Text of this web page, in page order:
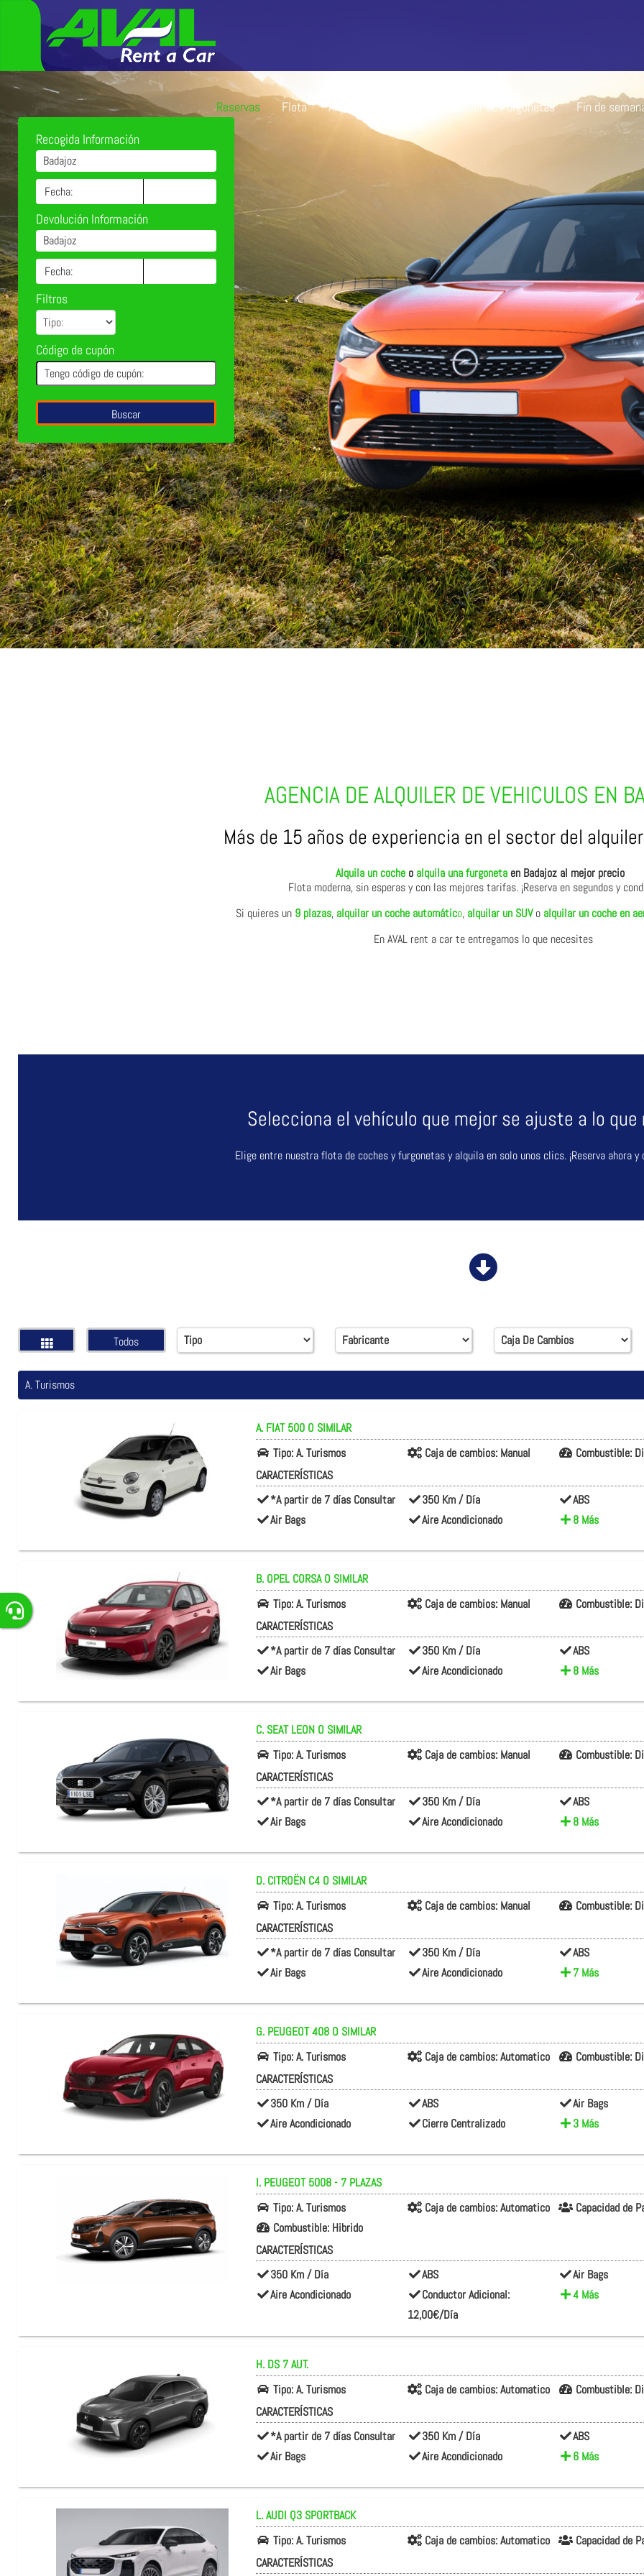
Reservas Flota Alquiler de Coches Alquiler de Furgonetas Fin de
Recogida Información
Badajoz
Devolución Información
Badajoz
Filtros
Código de cupón
AGENCIA DE ALQUILER DE VEHICULOS EN
Más de 15 años de experiencia en el sector del
Alquila un coche o alquila una furgoneta en Badajoz al mejor precio
Flota moderna, sin esperas y con las mejores tarifas. ¡Reserva en segundos y
Si quieres un 9 plazas, alquilar un coche automático, alquilar un SUVo alquilar un coche en
En AVAL rent a car te entregamos lo que necesites
Selecciona el vehículo que mejor se ajuste a lo
Elige entre nuestra flota de coches y furgonetas y alquila en solo unos clics. ¡Reserva ahora y
Todos
A. Turismos
A. FIAT 500 O SIMILAR
Tipo:A. Turismos Caja de cambios: Manual Combustible:
CARACTERÍSTICAS
*A partir de 7 días Consultar
350 Km / Día
ABS
Air Bags
Aire Acondicionado 8 Más
B. OPEL CORSA O SIMILAR
Tipo:A. Turismos Caja de cambios: Manual Combustible:
CARACTERÍSTICAS
*A partir de 7 días Consultar
350 Km / Día
ABS
Air Bags
Aire Acondicionado 8 Más
C. SEAT LEON O SIMILAR
Tipo:A. Turismos Caja de cambios: Manual Combustible:
CARACTERÍSTICAS
*A partir de 7 días Consultar
350 Km / Día
ABS
Air Bags
Aire Acondicionado 8 Más
D. CITROËN C4 O SIMILAR
Tipo:A. Turismos Caja de cambios: Manual Combustible:
CARACTERÍSTICAS
*A partir de 7 días Consultar
350 Km / Día
ABS
Air Bags
Aire Acondicionado 7 Más
G. PEUGEOT408 O SIMILAR
Tipo:A. Turismos Caja de cambios:Automatico Combustible:
CARACTERÍSTICAS
350 Km / Día
ABS
Air Bags
Aire Acondicionado
Cierre Centralizado 3 Más
I. PEUGEOT 5008 - 7 PLAZAS
Tipo:A. Turismos Caja de cambios:Automatico Capacidad de
Combustible: Hibrido
CARACTERÍSTICAS
350 Km / Día
ABS
Air Bags
Aire Acondicionado
Conductor Adicional:
12,00€/Día
4 Más
H. DS 7 AUT.
Tipo:A. Turismos Caja de cambios:Automatico Combustible:
CARACTERÍSTICAS
*A partir de 7 días Consultar
350 Km / Día
ABS
Air Bags
Aire Acondicionado 6 Más
L. AUDI Q3 SPORTBACK
Tipo:A. Turismos Caja de cambios:Automatico Capacidad de
CARACTERÍSTICAS